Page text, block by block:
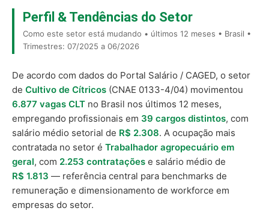
Perfil & Tendências do Setor
Como este setor está mudando • últimos 12 meses • Brasil •
Trimestres: 07/2025 a 06/2026
De acordo com dados do Portal Salário / CAGED, o setor
de Cultivo de Cítricos (CNAE 0133-4/04) movimentou
6.877 vagas CLT no Brasil nos últimos 12 meses,
empregando profissionais em 39 cargos distintos, com
salário médio setorial de R$ 2.308. A ocupação mais
contratada no setor é Trabalhador agropecuário em
geral, com 2.253 contratações e salário médio de
R$ 1.813 — referência central para benchmarks de
remuneração e dimensionamento de workforce em
empresas do setor.